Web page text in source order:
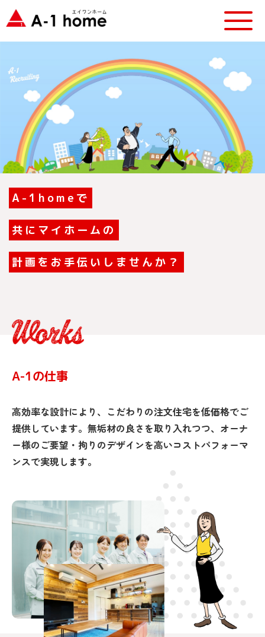
A-1homeで
共にマイホームの
計画をお手伝いしませんか？
A-1の仕事
高効率な設計により、こだわりの注文住宅を低価格でご
提供しています。無垢材の良さを取り入れつつ、オーナ
ー様のご要望・拘りのデザインを高いコストパフォーマ
ンスで実現します。